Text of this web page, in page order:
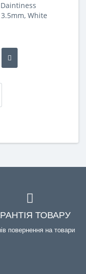
White
ТОВАРУ
повернення на товари